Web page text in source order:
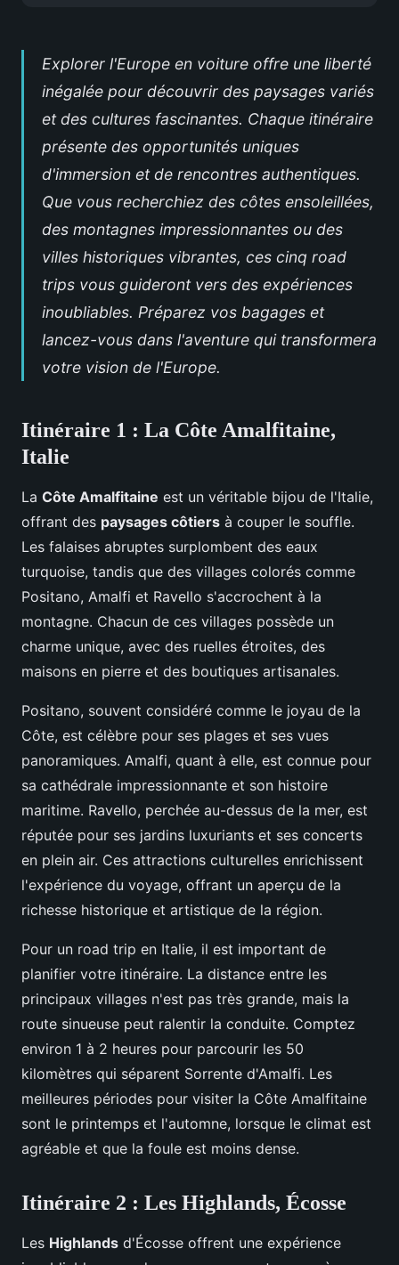
Explorer l'Europe en voiture offre une liberté
inégalée pour découvrir des paysages variés
et des cultures fascinantes. Chaque itinéraire
présente des opportunités uniques
d'immersion et de rencontres authentiques.
Que vous recherchiez des côtes ensoleillées,
des montagnes impressionnantes ou des
villes historiques vibrantes, ces cinq road
trips vous guideront vers des expériences
inoubliables. Préparez vos bagages et
lancez-vous dans l'aventure qui transformera
votre vision de l'Europe.
Itinéraire 1 : La Côte Amalfitaine,
Italie
La Côte Amalfitaine est un véritable bijou de l'Italie,
offrant des paysages côtiers à couper le souffle.
Les falaises abruptes surplombent des eaux
turquoise, tandis que des villages colorés comme
Positano, Amalfi et Ravello s'accrochent à la
montagne. Chacun de ces villages possède un
charme unique, avec des ruelles étroites, des
maisons en pierre et des boutiques artisanales.
Positano, souvent considéré comme le joyau de la
Côte, est célèbre pour ses plages et ses vues
panoramiques. Amalfi, quant à elle, est connue pour
sa cathédrale impressionnante et son histoire
maritime. Ravello, perchée au-dessus de la mer, est
réputée pour ses jardins luxuriants et ses concerts
en plein air. Ces attractions culturelles enrichissent
l'expérience du voyage, offrant un aperçu de la
richesse historique et artistique de la région.
Pour un road trip en Italie, il est important de
planifier votre itinéraire. La distance entre les
principaux villages n'est pas très grande, mais la
route sinueuse peut ralentir la conduite. Comptez
environ 1 à 2 heures pour parcourir les 50
kilomètres qui séparent Sorrente d'Amalfi. Les
meilleures périodes pour visiter la Côte Amalfitaine
sont le printemps et l'automne, lorsque le climat est
agréable et que la foule est moins dense.
Itinéraire 2 : Les Highlands, Écosse
Les Highlands d'Écosse offrent une expérience